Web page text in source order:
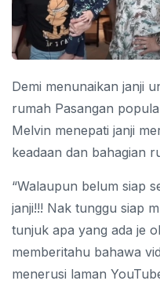
Demi menunaikan janji
rumah Pasangan
Melvin menepati janji
keadaan dan bahagian
“Walaupun belum siap
janji!!! Nak tunggu siap
tunjuk apa yang ada je
memberitahu bahawa
menerusi laman